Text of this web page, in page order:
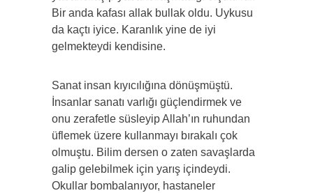
Bir anda kafası allak bullak oldu. Uykusu
da kaçtı iyice. Karanlık yine de iyi
gelmekteydi kendisine.
Sanat insan kıyıcılığına dönüşmüştü.
İnsanlar sanatı varlığı güçlendirmek ve
onu zerafetle süsleyip Allah’ın ruhundan
üflemek üzere kullanmayı bırakalı çok
olmuştu. Bilim dersen o zaten savaşlarda
galip gelebilmek için yarış içindeydi.
Okullar bombalanıyor, hastaneler